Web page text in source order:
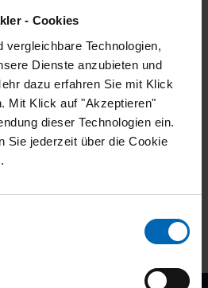
- Cookies
Technologien,
Dienste anzubieten und
dazu erfahren Sie mit Klick
Mit Klick auf "Akzeptieren"
dieser Technologien ein.
Sie jederzeit über die Cookie
und Kunden.
sind für uns von
denn nur so können wir
auch in Zukunft die
und Betreuung bieten.
auf den folgenden Link,
gelangen:
kundenzufriedenheit
für Ihre